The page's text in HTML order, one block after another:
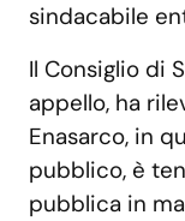
sindacabile
Il Consiglio di
appello, ha
Enasarco, in
pubblico, è
pubblica in